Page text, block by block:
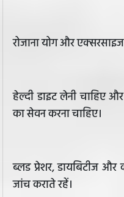
रोजाना योग और
हेल्दी डाइट लेनी चाहिए
का सेवन करना चाहिए।
ब्लड प्रेशर, डायबिटीज
जांच कराते रहें।